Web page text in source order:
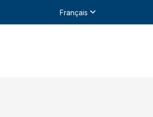
Français